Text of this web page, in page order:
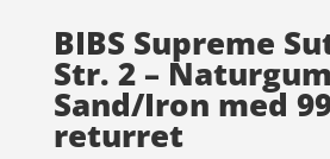
BIBS Supreme
Str. 2 –
Sand/Iron med
returret